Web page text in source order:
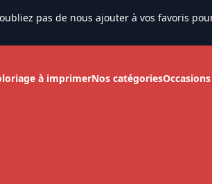
pas de nous ajouter à vos favoris
à imprimerNos catégories